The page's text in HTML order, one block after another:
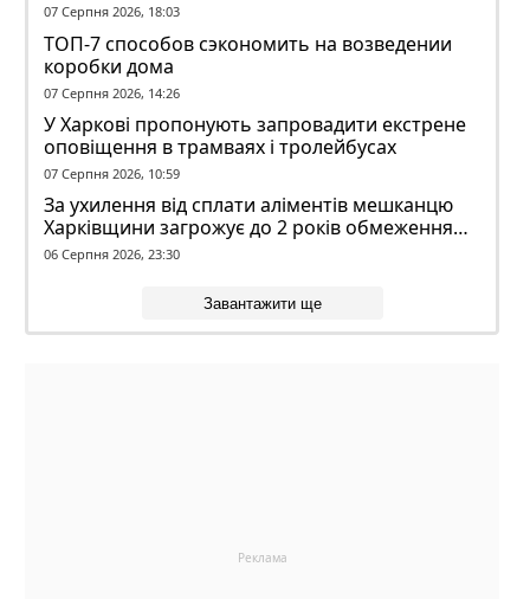
07 Серпня 2026, 18:03
ТОП-7 способов сэкономить на возведении
коробки дома
07 Серпня 2026, 14:26
У Харкові пропонують запровадити екстрене
оповіщення в трамваях і тролейбусах
07 Серпня 2026, 10:59
За ухилення від сплати аліментів мешканцю
Харківщини загрожує до 2 років обмеження
волі
06 Серпня 2026, 23:30
Завантажити ще